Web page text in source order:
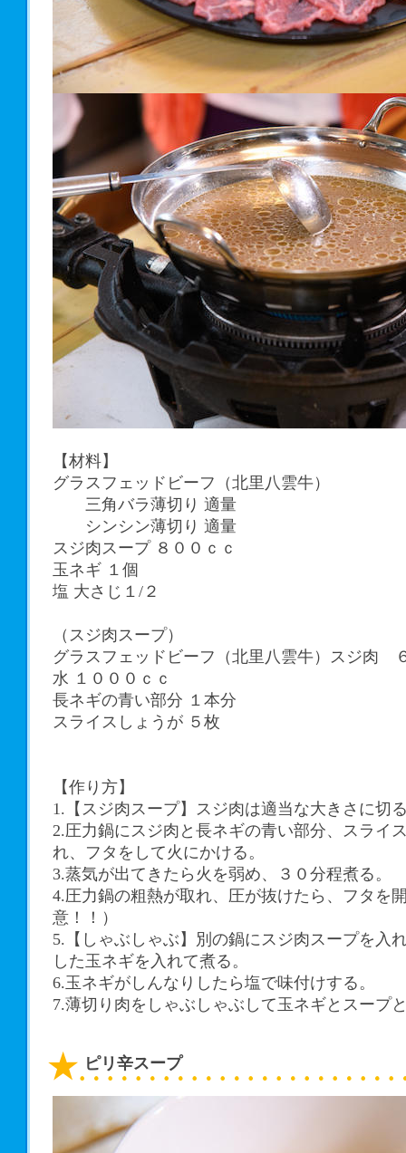
【材料】
グラスフェッドビーフ（北里八雲牛）
三角バラ薄切り 適量
シンシン薄切り 適量
スジ肉スープ ８００ｃｃ
玉ネギ １個
塩 大さじ１/２
（スジ肉スープ）
グラスフェッドビーフ（北里八雲牛）スジ肉
水 １０００ｃｃ
長ネギの青い部分 １本分
スライスしょうが ５枚
【作り方】
1.【スジ肉スープ】スジ肉は適当な大きさに切
2.圧力鍋にスジ肉と長ネギの青い部分、スライ
れ、フタをして火にかける。
3.蒸気が出てきたら火を弱め、３０分程煮る。
4.圧力鍋の粗熱が取れ、圧が抜けたら、フタを
意！！）
5.【しゃぶしゃぶ】別の鍋にスジ肉スープを入
した玉ネギを入れて煮る。
6.玉ネギがしんなりしたら塩で味付けする。
7.薄切り肉をしゃぶしゃぶして玉ネギとスープ
ピリ辛スープ